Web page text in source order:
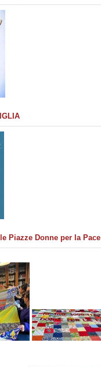
Piazze Donne per la Pace